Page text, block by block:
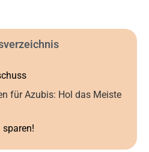
für Azubis: Hol das Meiste